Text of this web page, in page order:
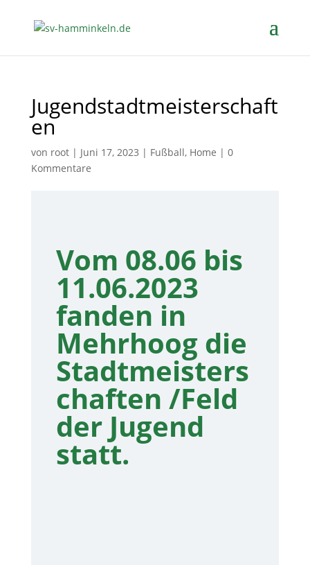
Jugendstadtmeisterschaft
en
von root| Juni 17, 2023 | Fußball, Home | 0
Kommentare
Vom 08.06 bis
11.06.2023
fanden in
Mehrhoog die
Stadtmeisters
chaften /Feld
der Jugend
statt.